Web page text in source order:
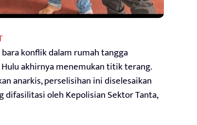
konflik dalam rumah tangga
Hulu akhirnya menemukan titik terang.
anarkis, perselisihan ini diselesaikan
oleh Kepolisian Sektor Tanta,